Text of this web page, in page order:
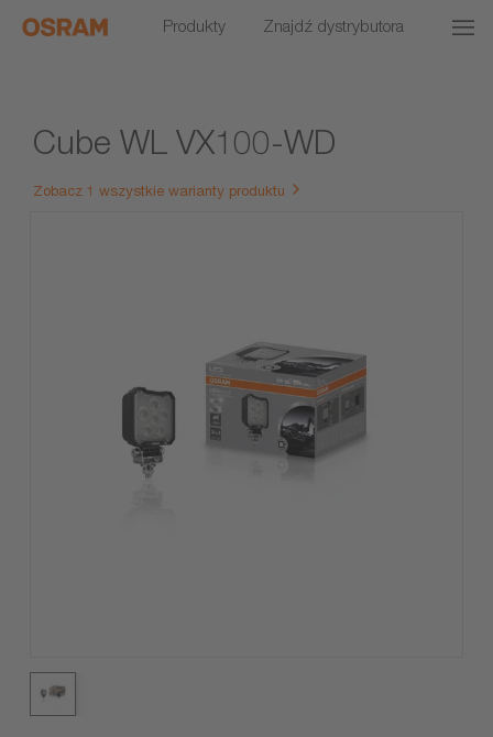
Produkty Znajdź dystrybutora
Cube WL VX100-WD
Zobacz 1 wszystkie warianty produktu